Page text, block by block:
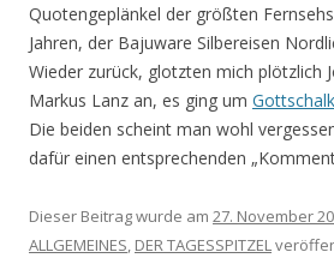
Quotengeplänkel der größten
Jahren, der Bajuware Silbereisen
Wieder zurück, glotzten mich plötzlich
Markus Lanz an, es ging um
Die beiden scheint man wohl
dafür einen entsprechenden
Dieser Beitrag wurde am 27. November
ALLGEMEINES, DER TAGESSPITZEL